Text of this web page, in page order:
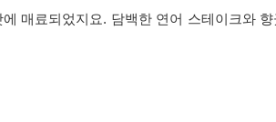
매료되었지요. 담백한 연어 스테이크와